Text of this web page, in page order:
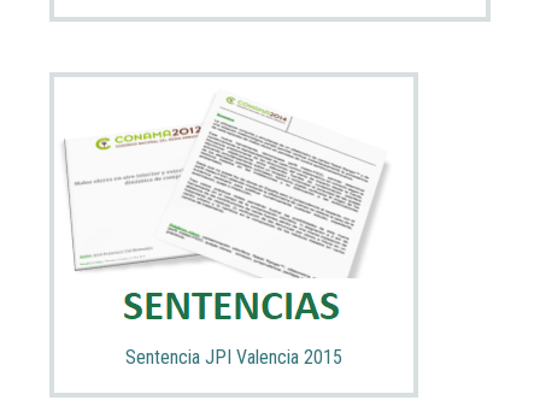
Sentencia JPI Valencia 2015